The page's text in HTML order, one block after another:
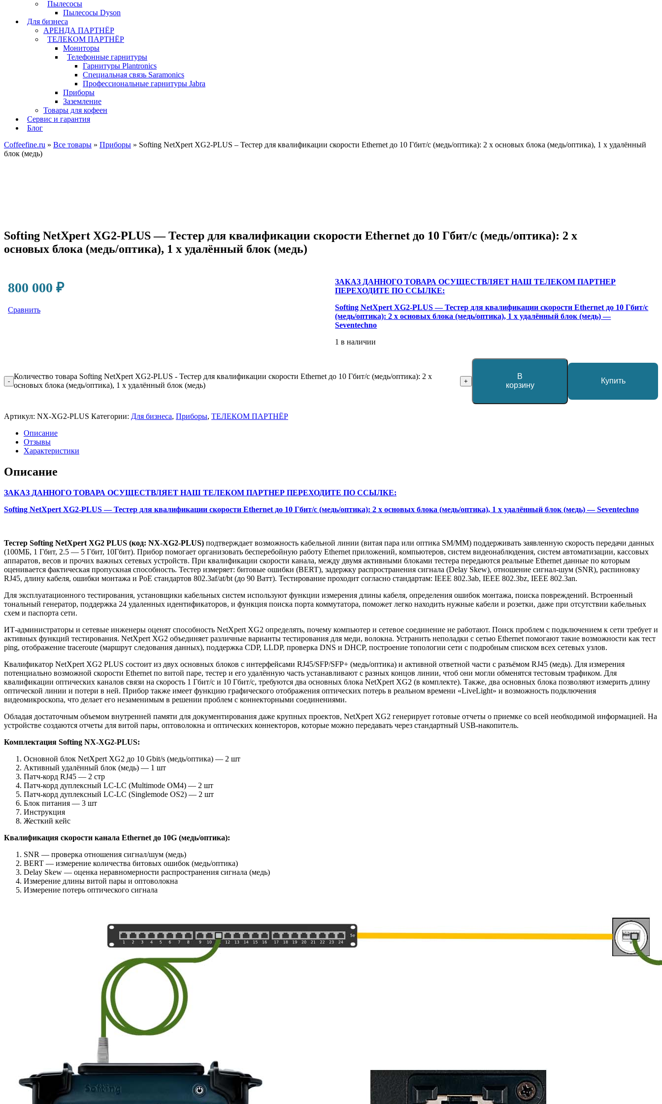
Пылесосы
Пылесосы Dyson
Для бизнеса
АРЕНДА ПАРТНЁР
ТЕЛЕКОМ ПАРТНЁР
Мониторы
Телефонные гарнитуры
Гарнитуры Plantronics
Специальная связь Saramonics
Профессиональные гарнитуры Jabra
Приборы
Заземление
Товары для кофеен
Сервис и гарантия
Блог
Coffeefine.ru » Все товары » Приборы » Softing NetXpert XG2-PLUS – Тестер для квалификации скорости Ethernet до 10 Гбит/с (медь/оптика): 2 x основых блока (медь/оптика), 1 x удалённый
блок (медь)
Softing NetXpert XG2-PLUS — Тестер для квалификации скорости Ethernet до 10 Гбит/с (медь/оптика): 2 x
основых блока (медь/оптика), 1 x удалённый блок (медь)
800 000 ₽
Сравнить
ЗАКАЗ ДАННОГО ТОВАРА ОСУЩЕСТВЛЯЕТ НАШ ТЕЛЕКОМ ПАРТНЕР
ПЕРЕХОДИТЕ ПО ССЫЛКЕ:
Softing NetXpert XG2-PLUS — Тестер для квалификации скорости Ethernet до 10 Гбит/с
(медь/оптика): 2 x основых блока (медь/оптика), 1 x удалённый блок (медь) —
Seventechno
1 в наличии
-
Количество товара Softing NetXpert XG2-PLUS - Тестер для квалификации скорости Ethernet до 10 Гбит/с (медь/оптика): 2 x
основых блока (медь/оптика), 1 x удалённый блок (медь)
+
В
корзину
Купить
Артикул: NX-XG2-PLUS Категории: Для бизнеса, Приборы, ТЕЛЕКОМ ПАРТНЁР
Описание
Отзывы
Характеристики
Описание
ЗАКАЗ ДАННОГО ТОВАРА ОСУЩЕСТВЛЯЕТ НАШ ТЕЛЕКОМ ПАРТНЕР ПЕРЕХОДИТЕ ПО ССЫЛКЕ:
Softing NetXpert XG2-PLUS — Тестер для квалификации скорости Ethernet до 10 Гбит/с (медь/оптика): 2 x основых блока (медь/оптика), 1 x удалённый блок (медь) — Seventechno
Тестер Softing NetXpert XG2 PLUS (код: NX-XG2-PLUS) подтверждает возможность кабельной линии (витая пара или оптика SM/MM) поддерживать заявленную скорость передачи данных
(100МБ, 1 Гбит, 2.5 — 5 Гбит, 10Гбит). Прибор помогает организовать бесперебойную работу Ethernet приложений, компьютеров, систем видеонаблюдения, систем автоматизации, кассовых
аппаратов, весов и прочих важных сетевых устройств. При квалификации скорости канала, между двумя активными блоками тестера передаются реальные Ethernet данные по которым
оценивается фактическая пропускная способность. Тестер измеряет: битовые ошибки (BERT), задержку распространения сигнала (Delay Skew), отношение сигнал-шум (SNR), распиновку
RJ45, длину кабеля, ошибки монтажа и PoE стандартов 802.3af/at/bt (до 90 Ватт). Тестирование проходит согласно стандартам: IEEE 802.3ab, IEEE 802.3bz, IEEE 802.3an.
Для эксплуатационного тестирования, установщики кабельных систем используют функции измерения длины кабеля, определения ошибок монтажа, поиска повреждений. Встроенный
тональный генератор, поддержка 24 удаленных идентификаторов, и функция поиска порта коммутатора, поможет легко находить нужные кабели и розетки, даже при отсутствии кабельных
схем и паспорта сети.
ИТ-администраторы и сетевые инженеры оценят способность NetXpert XG2 определять, почему компьютер и сетевое соединение не работают. Поиск проблем с подключением к сети требует и
активных функций тестирования. NetXpert XG2 объединяет различные варианты тестирования для меди, волокна. Устранить неполадки с сетью Ethernet помогают такие возможности как тест
ping, отображение traceroute (маршрут следования данных), поддержка CDP, LLDP, проверка DNS и DHCP, построение топологии сети с подробным списком всех сетевых узлов.
Квалификатор NetXpert XG2 PLUS состоит из двух основных блоков с интерфейсами RJ45/SFP/SFP+ (медь/оптика) и активной ответной части с разъёмом RJ45 (медь). Для измерения
потенциально возможной скорости Ethernet по витой паре, тестер и его удалённую часть устанавливают с разных концов линии, чтоб они могли обменятся тестовым трафиком. Для
квалификации оптических каналов связи на скорость 1 Гбит/с и 10 Гбит/с, требуются два основных блока NetXpert XG2 (в комплекте). Также, два основных блока позволяют измерить длину
оптической линии и потери в ней. Прибор также имеет функцию графического отображения оптических потерь в реальном времени «LiveLight» и возможность подключения
видеомикроскопа, что делает его незаменимым в решении проблем с коннекторными соединениями.
Обладая достаточным объемом внутренней памяти для документирования даже крупных проектов, NetXpert XG2 генерирует готовые отчеты о приемке со всей необходимой информацией. На
устройстве создаются отчеты для витой пары, оптоволокна и оптических коннекторов, которые можно передавать через стандартный USB-накопитель.
Комплектация Softing NX-XG2-PLUS:
Основной блок NetXpert XG2 до 10 Gbit/s (медь/оптика) — 2 шт
Активный удалённый блок (медь) — 1 шт
Патч-корд RJ45 — 2 стр
Патч-корд дуплексный LC-LC (Multimode OM4) — 2 шт
Патч-корд дуплексный LC-LC (Singlemode OS2) — 2 шт
Блок питания — 3 шт
Инструкция
Жесткий кейс
Квалификация скорости канала Ethernet до 10G (медь/оптика):
SNR — проверка отношения сигнал/шум (медь)
BERT — измерение количества битовых ошибок (медь/оптика)
Delay Skew — оценка неравномерности распространения сигнала (медь)
Измерение длины витой пары и оптоволокна
Измерение потерь оптического сигнала